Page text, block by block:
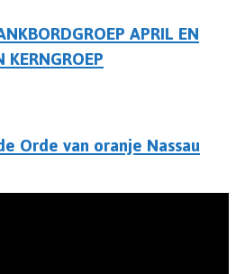
APRIL EN
Orde van oranje Nassau